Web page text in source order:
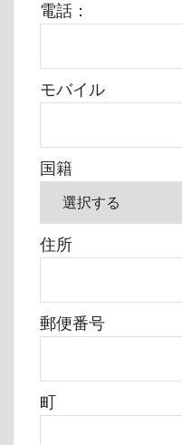
電話：
モバイル
国籍
住所
郵便番号
町